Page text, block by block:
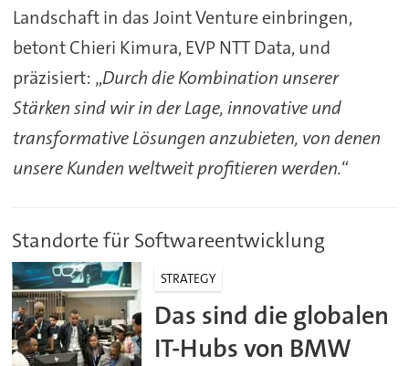
Landschaft in das Joint Venture einbringen,
betont Chieri Kimura, EVP NTT Data, und
präzisiert: „Durch die Kombination unserer
Stärken sind wir in der Lage, innovative und
transformative Lösungen anzubieten, von denen
unsere Kunden weltweit profitieren werden.“
Standorte für Softwareentwicklung
STRATEGY
Das sind die globalen
IT-Hubs von BMW